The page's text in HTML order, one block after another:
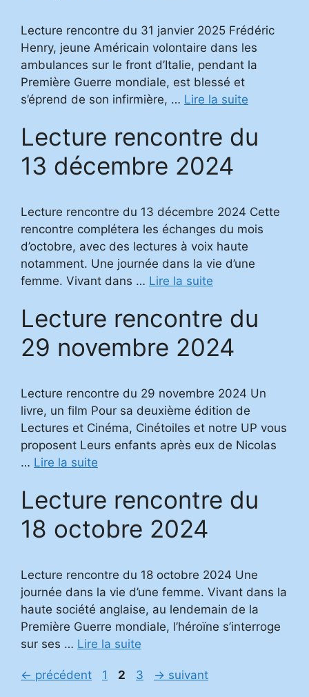
Lecture rencontre du 31 janvier 2025 Frédéric
Henry, jeune Américain volontaire dans les
ambulances sur le front d’Italie, pendant la
Première Guerre mondiale, est blessé et
s’éprend de son infirmière, … Lire la suite
Lecture rencontre du
13 décembre 2024
Lecture rencontre du 13 décembre 2024 Cette
rencontre complétera les échanges du mois
d’octobre, avec des lectures à voix haute
notamment. Une journée dans la vie d’une
femme. Vivant dans … Lire la suite
Lecture rencontre du
29 novembre 2024
Lecture rencontre du 29 novembre 2024 Un
livre, un film Pour sa deuxième édition de
Lectures et Cinéma, Cinétoiles et notre UP vous
proposent Leurs enfants après eux de Nicolas
… Lire la suite
Lecture rencontre du
18 octobre 2024
Lecture rencontre du 18 octobre 2024 Une
journée dans la vie d’une femme. Vivant dans la
haute société anglaise, au lendemain de la
Première Guerre mondiale, l’héroïne s’interroge
sur ses … Lire la suite
← précédent Page
1 Page
2 Page
3 → suivant